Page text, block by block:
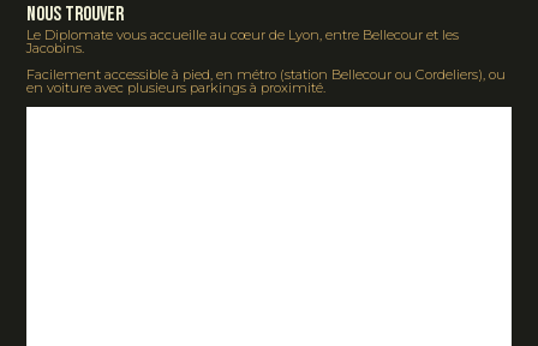
Nous Trouver
Le Diplomate vous accueille au cœur de Lyon, entre Bellecour et les
Jacobins.
Facilement accessible à pied, en métro (station Bellecour ou Cordeliers), ou
en voiture avec plusieurs parkings à proximité.